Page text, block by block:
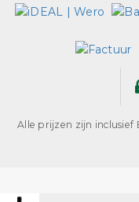
Alle prijzen zijn inclusief